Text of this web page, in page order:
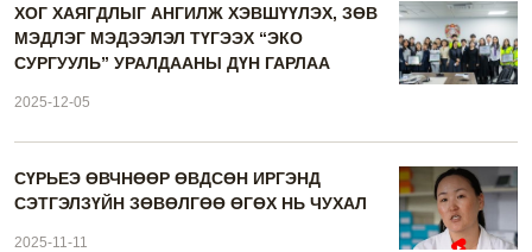
ХОГ ХАЯГДЛЫГ АНГИЛЖ ХЭВШҮҮЛЭХ, ЗӨВ
МЭДЛЭГ МЭДЭЭЛЭЛ ТҮГЭЭХ “ЭКО
СУРГУУЛЬ” УРАЛДААНЫ ДҮН ГАРЛАА
2025-12-05
СҮРЬЕЭ ӨВЧНӨӨР ӨВДСӨН ИРГЭНД
СЭТГЭЛЗҮЙН ЗӨВӨЛГӨӨ ӨГӨХ НЬ ЧУХАЛ
2025-11-11